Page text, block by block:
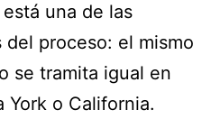
una de las
proceso: el mismo
se tramita igual en
York o California.